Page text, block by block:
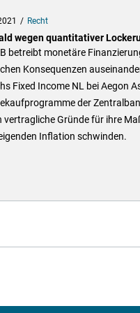
Recht
wegen quantitativer
betreibt monetäre
Konsequenzen
Fixed Income NL bei Aegon
der
vertragliche Gründe für ihre
Inflation schwinden.